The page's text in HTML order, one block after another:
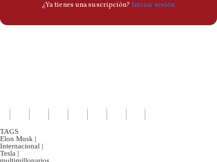
TAGS
Elon Musk |
Internacional |
Tesla |